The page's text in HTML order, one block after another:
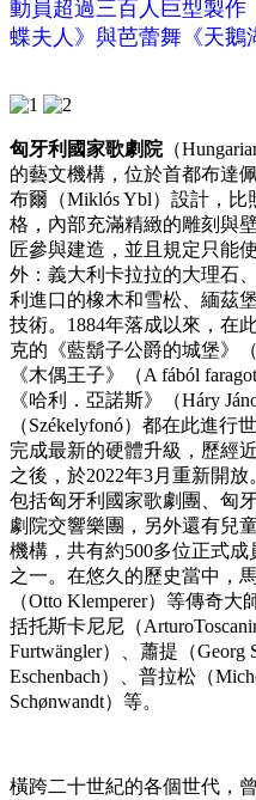
動員超過三百人巨型製
蝶夫人》與芭蕾舞《天鵝
匈牙利國家歌劇院（
的藝文機構，位於首都布達
布爾（Miklós Ybl）設計，
格，內部充滿精緻的雕刻與
匠參與建造，並且規定只能
外：義大利卡拉拉的大理石
利進口的橡木和雪松、緬茲
技術。1884年落成以來，在
克的《藍鬍子公爵的城堡》（
《木偶王子》（A fából
《哈利．亞諾斯》（Háry
（Székelyfonó）都在此進
完成最新的硬體升級，歷經
之後，於2022年3月重新開
包括匈牙利國家歌劇團、匈
劇院交響樂團，另外還有兒
機構，共有約500多位正式
之一。在悠久的歷史當中，
（Otto Klemperer）等傳奇
括托斯卡尼尼（
Furtwängler）、蕭提（Georg
Eschenbach）、普拉松（
Schønwandt）等。
橫跨二十世紀的各個世代，